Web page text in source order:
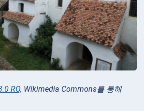
RO, Wikimedia Commons를 통해